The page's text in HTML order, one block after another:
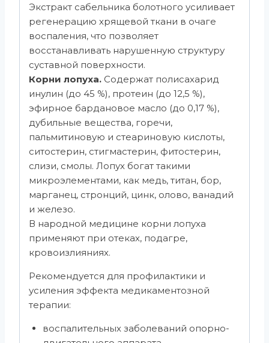
Экстракт сабельника болотного усиливает
регенерацию хрящевой ткани в очаге
воспаления, что позволяет
восстанавливать нарушенную структуру
суставной поверхности.
Корни лопуха. Содержат полисахарид
инулин (до 45 %), протеин (до 12,5 %),
эфирное бардановое масло (до 0,17 %),
дубильные вещества, горечи,
пальмитиновую и стеариновую кислоты,
ситостерин, стигмастерин, фитостерин,
слизи, смолы. Лопух богат такими
микроэлементами, как медь, титан, бор,
марганец, стронций, цинк, олово, ванадий
и железо.
В народной медицине корни лопуха
применяют при отеках, подагре,
кровоизлияниях.
Рекомендуется для профилактики и
усиления эффекта медикаментозной
терапии:
воспалительных заболеваний опорно-